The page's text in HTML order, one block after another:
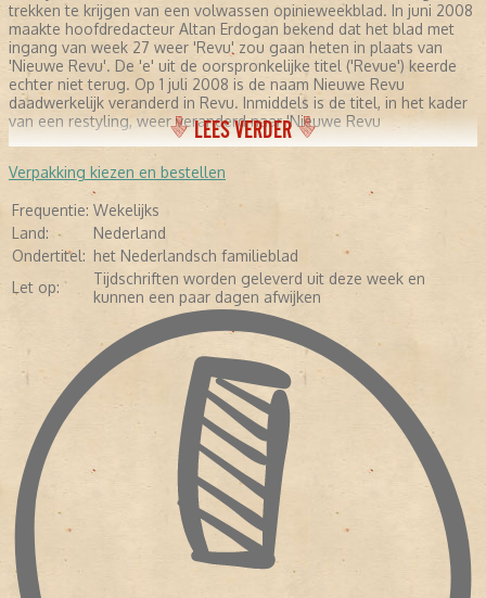
trekken te krijgen van een volwassen opinieweekblad. In juni 2008
maakte hoofdredacteur Altan Erdogan bekend dat het blad met
ingang van week 27 weer 'Revu' zou gaan heten in plaats van
'Nieuwe Revu'. De 'e' uit de oorspronkelijke titel ('Revue') keerde
echter niet terug. Op 1 juli 2008 is de naam Nieuwe Revu
daadwerkelijk veranderd in Revu. Inmiddels is de titel, in het kader
van een restyling, weer veranderd naar 'Nieuwe Revu
LEES VERDER
Verpakking kiezen en bestellen
Frequentie: Wekelijks
Land:
Nederland
Ondertitel: het Nederlandsch familieblad
Let op:
Tijdschriften worden geleverd uit deze week en
kunnen een paar dagen afwijken